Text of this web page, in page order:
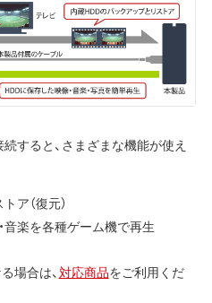
すると、さまざまな機能が使え
ア（復元）
音楽を各種ゲーム機で再生
場合は、 対応商品をご利用くだ